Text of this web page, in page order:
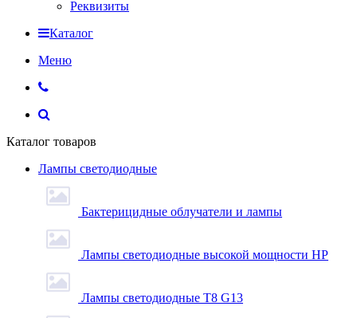
Реквизиты
Каталог
Меню
Каталог товаров
Лампы светодиодные
Бактерицидные облучатели и лампы
Лампы светодиодные высокой мощности HP
Лампы светодиодные Т8 G13